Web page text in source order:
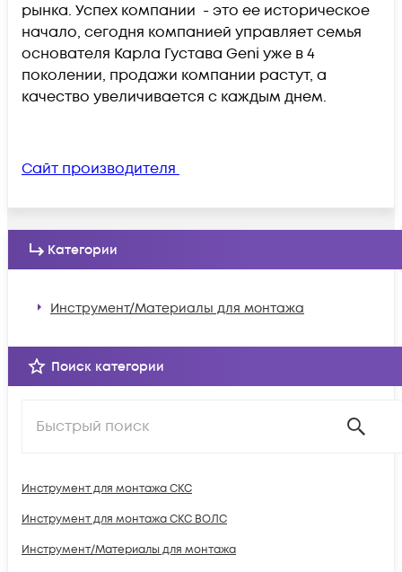
рынка. Успех компании - это ее историческое
начало, сегодня компанией управляет семья
основателя Карла Густава Geni уже в 4
поколении, продажи компании растут, а
качество увеличивается с каждым днем.
Сайт производителя
Категории
Инструмент/Материалы для монтажа
Поиск категории
Инструмент для монтажа СКС
Инструмент для монтажа СКС ВОЛС
Инструмент/Материалы для монтажа